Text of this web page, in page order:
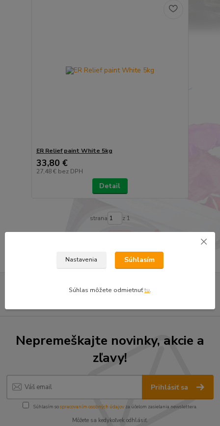
ER Relief paint White 5kg
33,80 €
27,48 € bez DPH
Detail
strana z 1
Nepremeškajte novinky, akcie a
zľavy!
Prihlásiť sa
Súhlasím sospracovaním osobných údajov za účelom zasielania newslettera.
Môžete sa kedykoľvek odhlásiť.
Nastavenia Súhlasím
Súhlas môžete odmietnuťtu.